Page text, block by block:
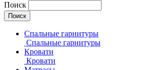
Поиск
Спальные гарнитуры
Спальные гарнитуры
Кровати
Кровати